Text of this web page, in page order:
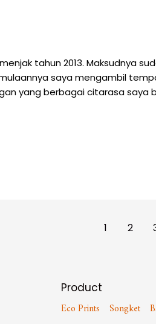
tahun 2013. Maksudnya
saya mengambil
yang berbagai citarasa saya
1 2
Product
Eco Prints Songket